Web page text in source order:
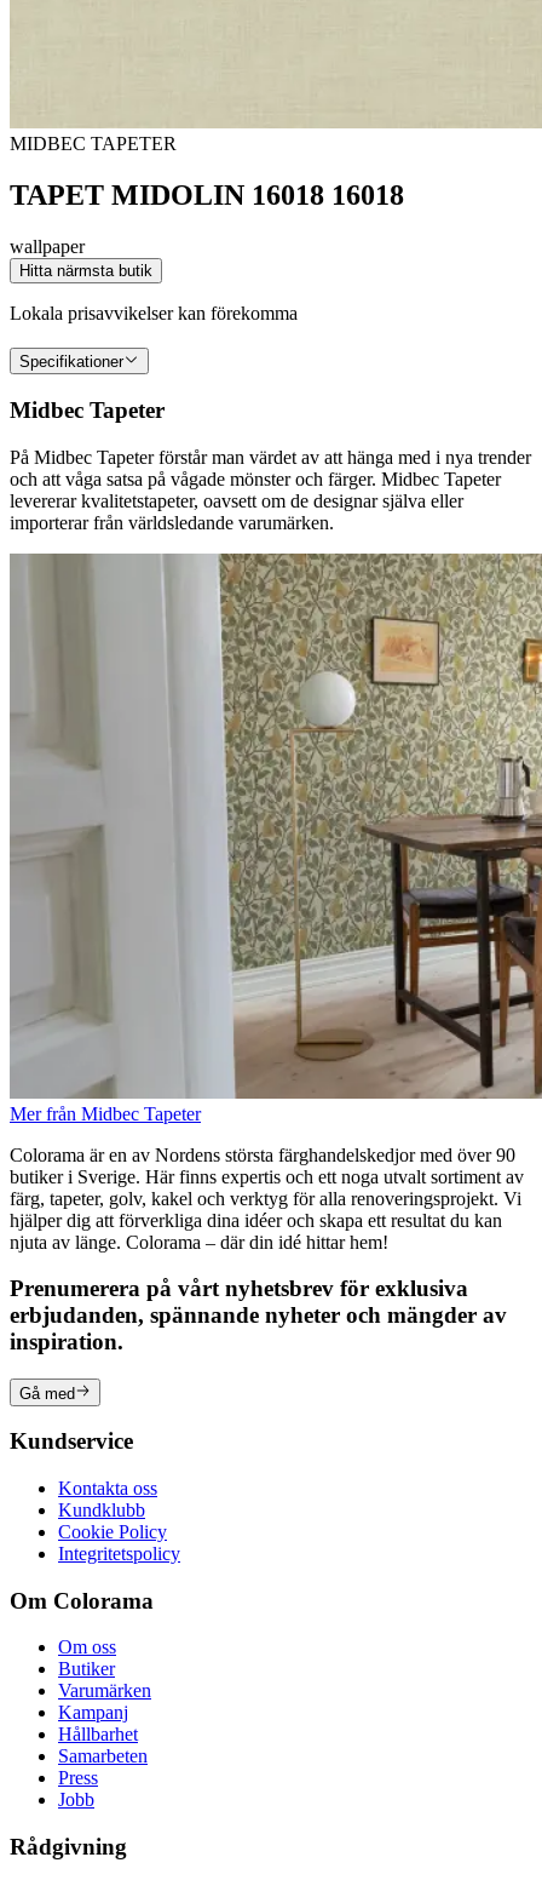
MIDBEC TAPETER
TAPET MIDOLIN 16018 16018
wallpaper
Hitta närmsta butik
Lokala prisavvikelser kan förekomma
Specifikationer
Midbec Tapeter
På Midbec Tapeter förstår man värdet av att hänga med i nya trender
och att våga satsa på vågade mönster och färger. Midbec Tapeter
levererar kvalitetstapeter, oavsett om de designar själva eller
importerar från världsledande varumärken.
Mer från Midbec Tapeter
Colorama är en av Nordens största färghandelskedjor med över 90
butiker i Sverige. Här finns expertis och ett noga utvalt sortiment av
färg, tapeter, golv, kakel och verktyg för alla renoveringsprojekt. Vi
hjälper dig att förverkliga dina idéer och skapa ett resultat du kan
njuta av länge. Colorama – där din idé hittar hem!
Prenumerera på vårt nyhetsbrev för exklusiva
erbjudanden, spännande nyheter och mängder av
inspiration.
Gå med
Kundservice
Kontakta oss
Kundklubb
Cookie Policy
Integritetspolicy
Om Colorama
Om oss
Butiker
Varumärken
Kampanj
Hållbarhet
Samarbeten
Press
Jobb
Rådgivning